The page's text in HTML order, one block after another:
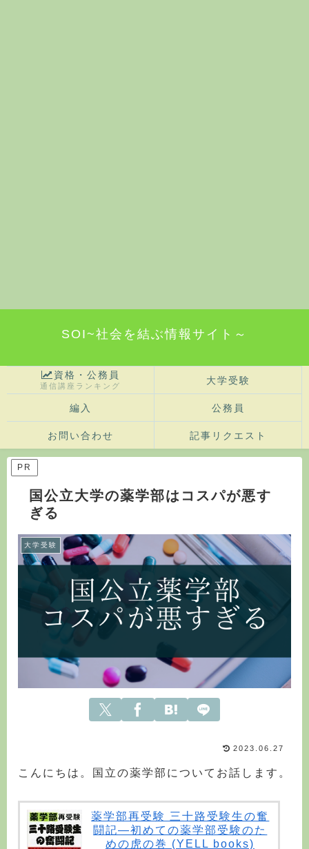
SOI~社会を結ぶ情報サイト～
資格・公務員
通信講座ランキング
大学受験
編入 公務員
お問い合わせ 記事リクエスト
PR
国公立大学の薬学部はコスパが悪す
ぎる
大学受験
2023.06.27
こんにちは。国立の薬学部についてお話します。
薬学部再受験 三十路受験生の奮
闘記―初めての薬学部受験のた
めの虎の巻 (YELL books)